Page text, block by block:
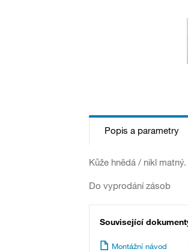
Popis a parametry
Kůže hnědá / nikl matný.
Do vyprodání zásob
Související
Montážní návod